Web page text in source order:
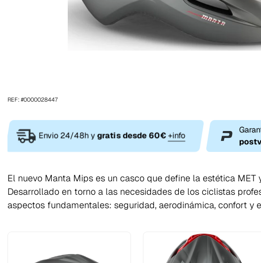
REF: #0000028447
Envio 24/48h ygratis desde 60€ +info
El nuevo Manta Mips es un casco que define la estética MET
Desarrollado en torno a las necesidades de los ciclistas
aspectos fundamentales: seguridad, aerodinámica, confort y